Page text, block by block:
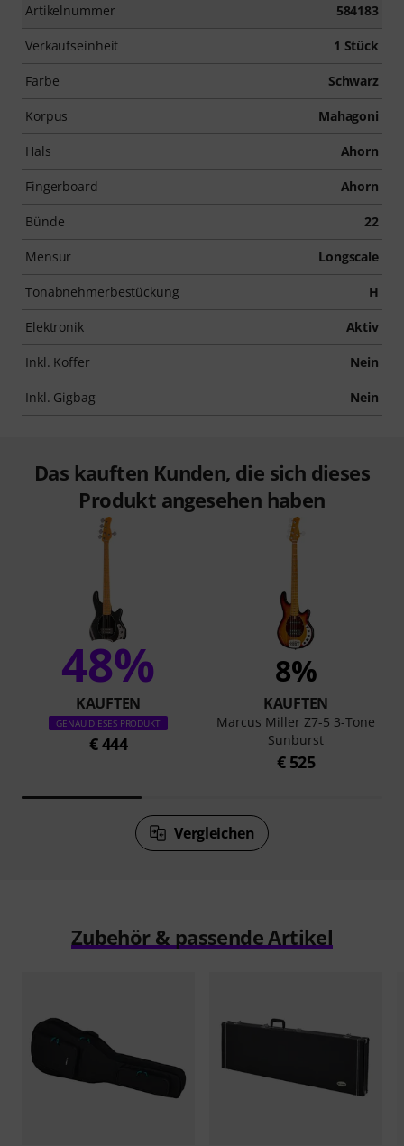
Artikelnummer 584183
Verkaufseinheit 1 Stück
Farbe Schwarz
Korpus Mahagoni
Hals Ahorn
Fingerboard Ahorn
Bünde 22
Mensur Longscale
Tonabnehmerbestückung H
Elektronik Aktiv
Inkl. Koffer Nein
Inkl. Gigbag Nein
Das kauften Kunden, die sich dieses
Produkt angesehen haben
48%
KAUFTEN
GENAU DIESES PRODUKT
€ 444
8%
KAUFTEN
Marcus Miller Z7-5 3-Tone
Sunburst
€ 525
Vergleichen
Zubehör & passende Artikel